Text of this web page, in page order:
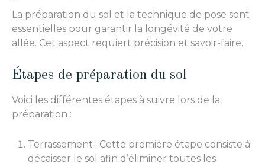
La préparation du sol et la technique de pose sont
essentielles pour garantir la longévité de votre
allée. Cet aspect requiert précision et savoir-faire.
Étapes de préparation du sol
Voici les différentes étapes à suivre lors de la
préparation :
Terrassement : Cette première étape consiste à
décaisser le sol afin d’éliminer toutes les